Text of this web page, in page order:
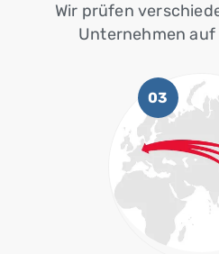
Wir prüfen
Unternehmen
03